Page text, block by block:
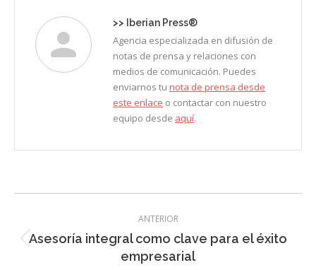
>> Iberian Press®
Agencia especializada en difusión de
notas de prensa y relaciones con
medios de comunicación. Puedes
enviarnos tu nota de prensa desde
este enlace o contactar con nuestro
equipo desde aquí.
entre
ANTERIOR
Entrada
anterior:
Asesoría integral como clave para el éxito
empresarial